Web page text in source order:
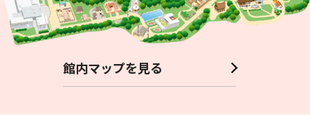
館内マップを見る